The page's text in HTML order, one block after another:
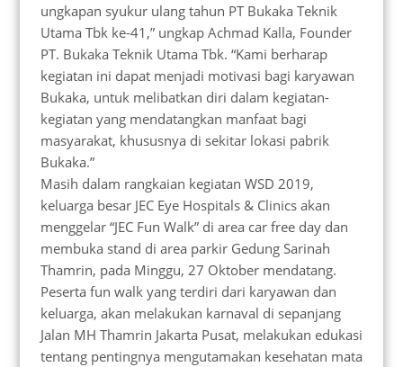
ungkapan syukur ulang tahun PT Bukaka Teknik
Utama Tbk ke-41,” ungkap Achmad Kalla, Founder
PT. Bukaka Teknik Utama Tbk. “Kami berharap
kegiatan ini dapat menjadi motivasi bagi karyawan
Bukaka, untuk melibatkan diri dalam kegiatan-
kegiatan yang mendatangkan manfaat bagi
masyarakat, khususnya di sekitar lokasi pabrik
Bukaka.”
Masih dalam rangkaian kegiatan WSD 2019,
keluarga besar JEC Eye Hospitals & Clinics akan
menggelar “JEC Fun Walk” di area car free day dan
membuka stand di area parkir Gedung Sarinah
Thamrin, pada Minggu, 27 Oktober mendatang.
Peserta fun walk yang terdiri dari karyawan dan
keluarga, akan melakukan karnaval di sepanjang
Jalan MH Thamrin Jakarta Pusat, melakukan edukasi
tentang pentingnya mengutamakan kesehatan mata